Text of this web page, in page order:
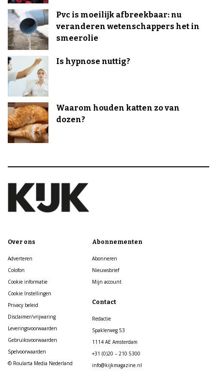
Pvc is moeilijk afbreekbaar: nu
veranderen wetenschappers het in
smeerolie
Is hypnose nuttig?
Waarom houden katten zo van
dozen?
Over ons
Adverteren
Colofon
Cookie informatie
Cookie Instellingen
Privacy beleid
Disclaimer/vrijwaring
Leveringsvoorwaarden
Gebruiksvoorwaarden
Spelvoorwaarden
© Roularta Media Nederland
Abonnementen
Abonneren
Nieuwsbrief
Mijn account
Contact
Redactie
Spaklerweg 53
1114 AE Amsterdam
+31 (0)20 – 210 5300
info@kijkmagazine.nl